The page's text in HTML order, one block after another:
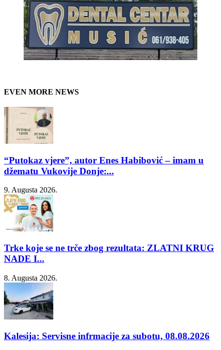
EVEN MORE NEWS
“Putokaz vjere”, autor Enes Habibović – imam u
džematu Vukovije Donje:...
9. Augusta 2026.
Trke koje se ne trče zbog rezultata: ZLATNI KRUG
NADE I...
8. Augusta 2026.
Kalesija: Servisne infrmacije za subotu, 08.08.2026